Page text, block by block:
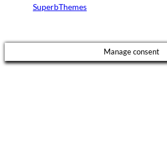
SuperbThemes
Manage consent